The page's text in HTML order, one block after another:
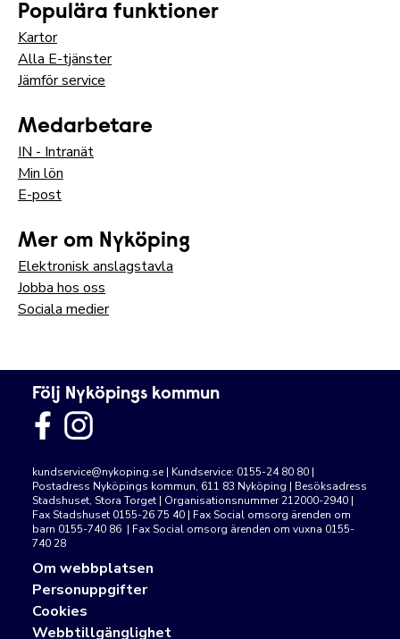
Populära funktioner
Kartor
Alla E-tjänster
Jämför service
Medarbetare
IN - Intranät
Min lön
E-post
Mer om Nyköping
Elektronisk anslagstavla
Jobba hos oss
Sociala medier
Följ Nyköpings kommun
kundservice@nykoping.se | Kundservice: 0155-24 80 80 |
Postadress Nyköpings kommun, 611 83 Nyköping | Besöksadress
Stadshuset, Stora Torget | Organisationsnummer 212000-2940 |
Fax Stadshuset 0155-26 75 40 | Fax Social omsorg ärenden om
barn 0155-740 86 | Fax Social omsorg ärenden om vuxna 0155-
740 28
Om webbplatsen
Personuppgifter
Cookies
Webbtillgänglighet